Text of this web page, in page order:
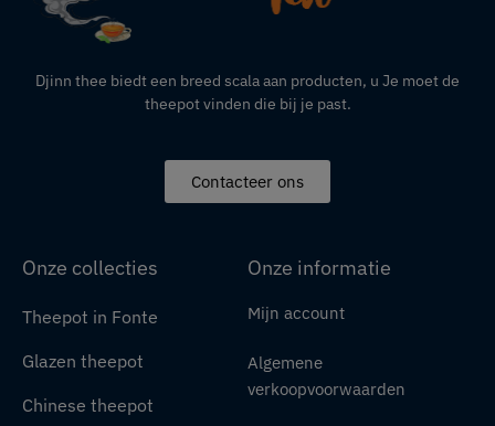
Djinn thee biedt een breed scala aan producten, u Je moet de
theepot vinden die bij je past.
Contacteer ons
Onze collecties
Theepot in Fonte
Glazen theepot
Chinese theepot
Onze informatie
Mijn account
Algemene
verkoopvoorwaarden